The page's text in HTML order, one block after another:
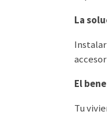
La
El
Tu